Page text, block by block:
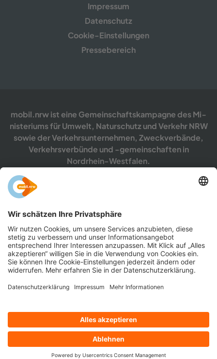
Im­pres­sum
Da­ten­schutz
Cookie-​​Einstellungen
Pres­se­be­reich
mobil.nrw ist eine Ge­mein­schafts­kam­pa­gne des Mi­
nis­te­ri­ums für Um­welt, Na­tur­schutz und Ver­kehr NRW
sowie der Ver­kehrs­un­ter­neh­men, Zweck­ver­bän­de,
Ver­kehrs­ver­bün­de und -​gemeinschaften in
Nordrhein-​Westfalen.